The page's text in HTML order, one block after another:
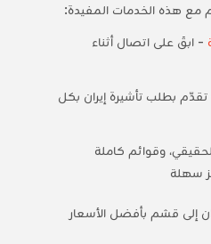
هذه الخدمات المفيدة:
- ابقَ على اتصال أثناء
بطلب تأشيرة إيران بكل
وقوائم كاملة
سهلة
إلى قشم بأفضل الأسعار